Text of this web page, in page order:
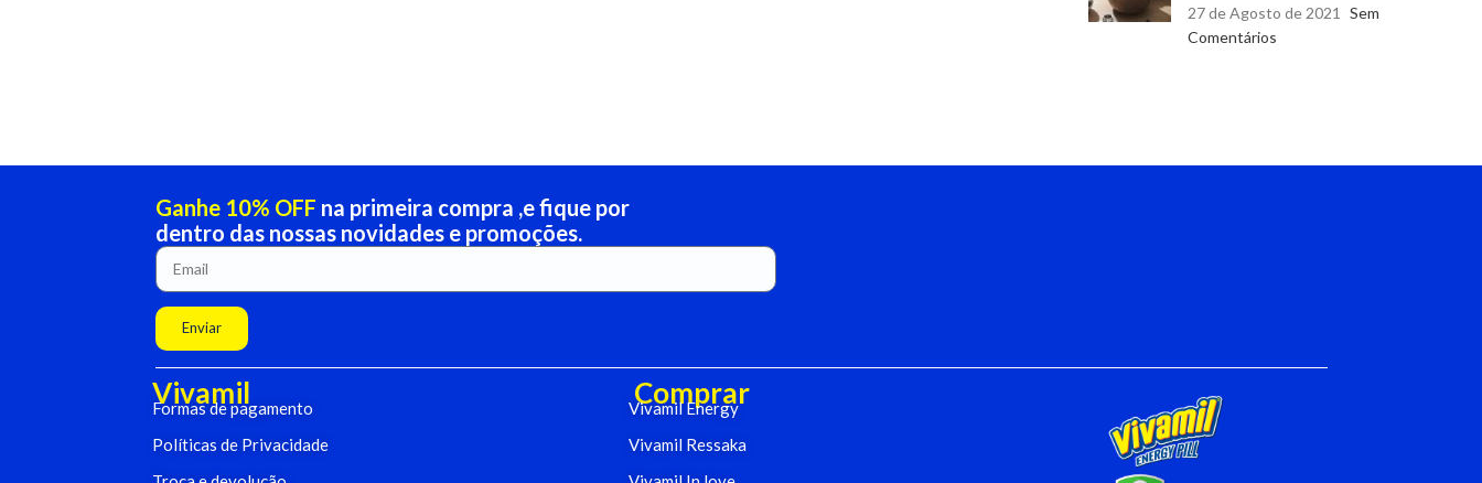
27 de Agosto de 2021
Sem
Comentários
Ganhe 10% OFF na primeira compra ,e fique por
dentro das nossas novidades e promoções.
Enviar
Vivamil
Formas de pagamento
Políticas de Privacidade
Comprar
Vivamil Energy
Vivamil Ressaka